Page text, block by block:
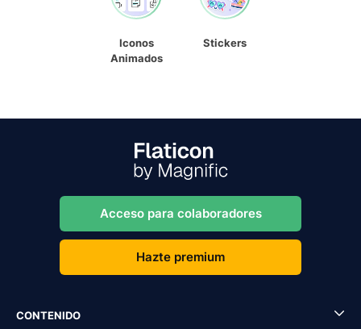
Iconos
Animados
Stickers
Acceso para colaboradores
Hazte premium
CONTENIDO